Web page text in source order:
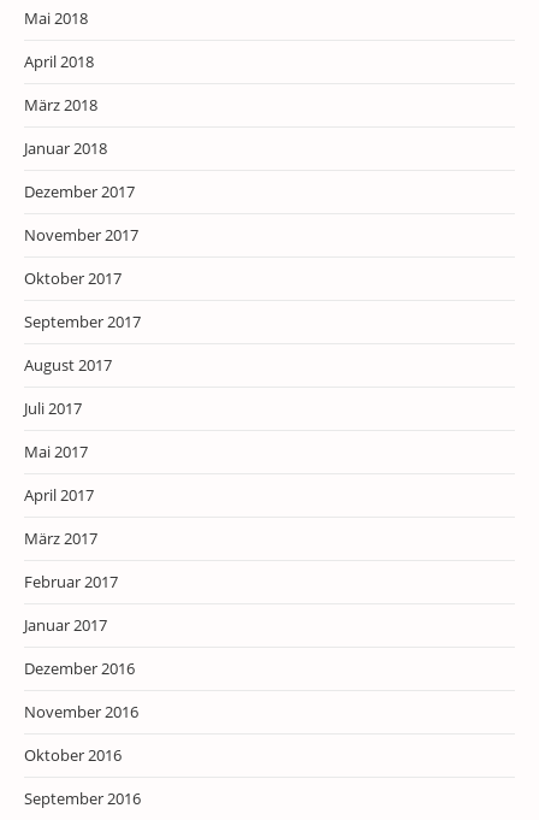
Mai 2018
April 2018
März 2018
Januar 2018
Dezember 2017
November 2017
Oktober 2017
September 2017
August 2017
Juli 2017
Mai 2017
April 2017
März 2017
Februar 2017
Januar 2017
Dezember 2016
November 2016
Oktober 2016
September 2016